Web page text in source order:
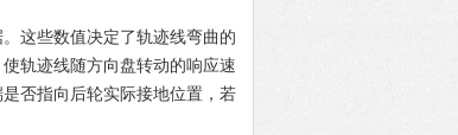
这些数值决定了轨迹线弯曲的
轨迹线随方向盘转动的响应速
否指向后轮实际接地位置，若